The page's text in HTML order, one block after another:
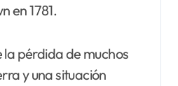
en 1781.
la pérdida de muchos
y una situación